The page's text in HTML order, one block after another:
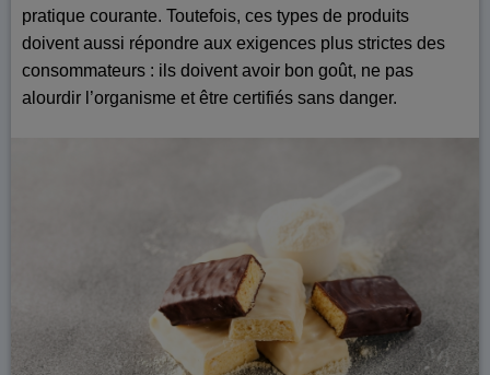
pratique courante. Toutefois, ces types de produits
doivent aussi répondre aux exigences plus strictes des
consommateurs : ils doivent avoir bon goût, ne pas
alourdir l’organisme et être certifiés sans danger.